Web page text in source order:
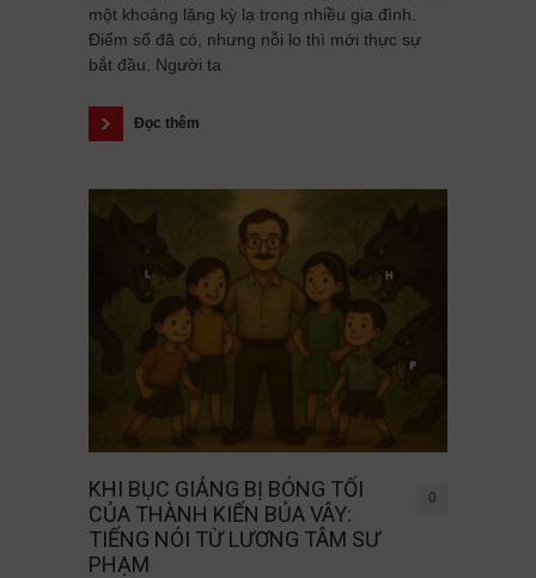
một khoảng lặng kỳ lạ trong nhiều gia đình.
Điểm số đã có, nhưng nỗi lo thì mới thực sự
bắt đầu. Người ta
Đọc thêm
KHI BỤC GIẢNG BỊ BÓNG TỐI
CỦA THÀNH KIẾN BỦA VÂY:
TIẾNG NÓI TỪ LƯƠNG TÂM SƯ
PHẠM
0